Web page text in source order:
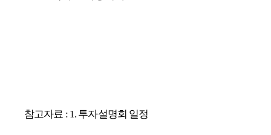
참고자료 : 1. 투자설명회 일정